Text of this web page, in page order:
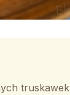
truskawek